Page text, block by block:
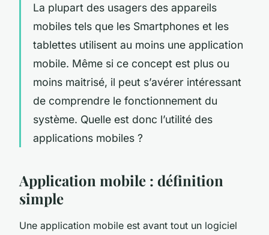
La plupart des usagers des appareils
mobiles tels que les Smartphones et les
tablettes utilisent au moins une application
mobile. Même si ce concept est plus ou
moins maitrisé, il peut s’avérer intéressant
de comprendre le fonctionnement du
système. Quelle est donc l’utilité des
applications mobiles ?
Application mobile : définition
simple
Une application mobile est avant tout un logiciel